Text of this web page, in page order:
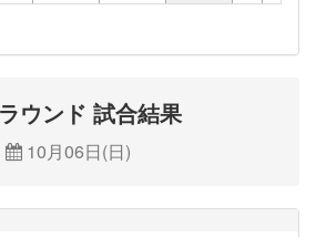
ウンド 試合結果
10月06日(日)